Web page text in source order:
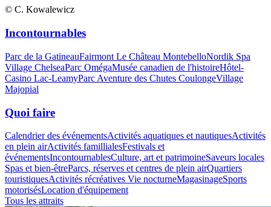
© C. Kowalewicz
Incontournables
Parc de la GatineauFairmont Le Château MontebelloNordik Spa
Village ChelseaParc OmégaMusée canadien de l'histoireHôtel-
Casino Lac-LeamyParc Aventure des Chutes CoulongeVillage
Majopial
Quoi faire
Calendrier des événementsActivités aquatiques et nautiquesActivités
en plein airActivités famillialesFestivals et
événementsIncontournablesCulture, art et patrimoineSaveurs locales
Spas et bien-êtreParcs, réserves et centres de plein airQuartiers
touristiquesActivités récréatives Vie nocturneMagasinageSports
motorisésLocation d'équipement
Tous les attraits